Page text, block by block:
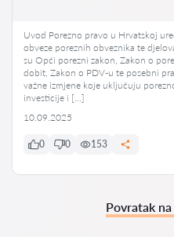
Uvod Porezno pravo u Hrvatskoj
obveze poreznih obveznika te
su Opći porezni zakon, Zakon o
dobit, Zakon o PDV-u te posebni
važne izmjene koje uključuju
investicije i […]
10.09.2025
0 0 153
Povratak